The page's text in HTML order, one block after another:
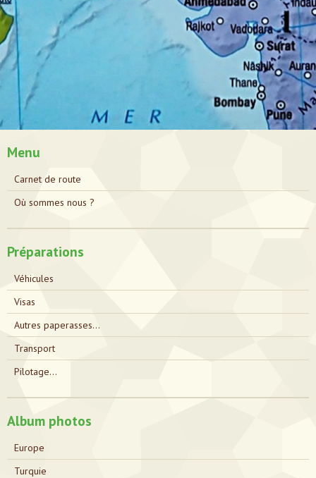
Menu
Carnet de route
Où sommes nous ?
Préparations
Véhicules
Visas
Autres paperasses...
Transport
Pilotage...
Album photos
Europe
Turquie